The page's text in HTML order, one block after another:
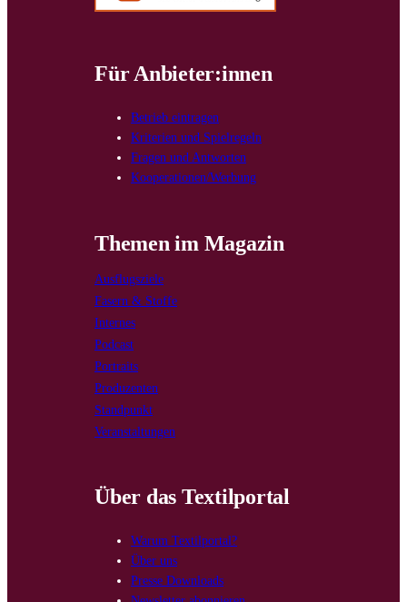
Für Anbieter:innen
Betrieb eintragen
Kriterien und Spielregeln
Fragen und Antworten
Kooperationen/Werbung
Themen im Magazin
Ausflugsziele
Fasern & Stoffe
Internes
Podcast
Portraits
Produzenten
Standpunkt
Veranstaltungen
Über das Textilportal
Warum Textilportal?
Über uns
Presse Downloads